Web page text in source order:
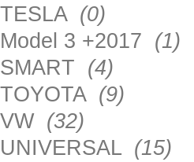
TESLA (0)
Model 3 +2017 (1)
SMART (4)
TOYOTA (9)
VW (32)
UNIVERSAL (15)